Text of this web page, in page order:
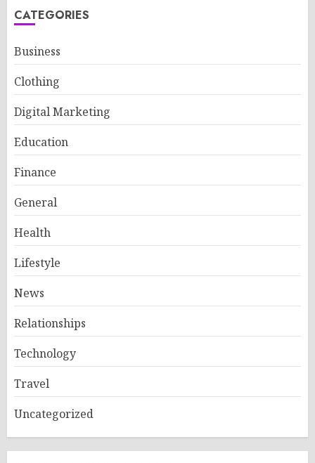
CATEGORIES
Business
Clothing
Digital Marketing
Education
Finance
General
Health
Lifestyle
News
Relationships
Technology
Travel
Uncategorized